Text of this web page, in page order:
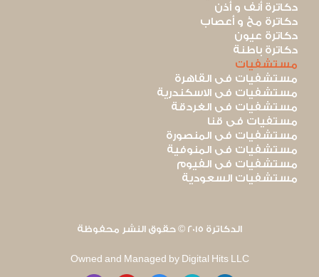
دكاترة أنف و أذن
دكاترة مخ و أعصاب
دكاترة عيون
دكاترة باطنة
مستشفيات
مستشفيات فى القاهرة
مستشفيات فى الاسكندرية
مستشفيات فى الغردقة
مستفيات فى قنا
مستشفيات فى المنصورة
مستشفيات فى المنوفية
مستشفيات فى الفيوم
مستشفيات السعودية
الدكاترة 2015 © حقوق النشر محفوظة
Owned and Managed by Digital Hits LLC